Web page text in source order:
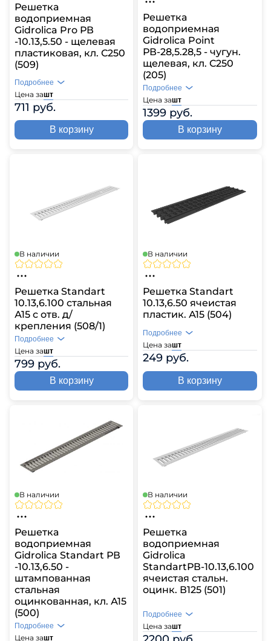
Решетка
водоприемная
Gidrolica Pro РВ
-10.13,5.50 - щелевая
пластиковая, кл. С250
(509)
Цена зашт
711 руб.
Подробнее
В корзину
Решетка
водоприемная
Gidrolica Point
РВ-28,5.28,5 - чугун.
щелевая, кл. С250
(205)
Цена зашт
1399 руб.
Подробнее
В корзину
В наличии
Решетка Standart
10.13,6.100 стальная
А15 с отв. д/
крепления (508/1)
Цена зашт
799 руб.
Подробнее
В корзину
В наличии
Решетка Standart
10.13,6.50 ячеистая
пластик. А15 (504)
Цена зашт
249 руб.
Подробнее
В корзину
В наличии
Решетка
водоприемная
Gidrolica Standart РВ
-10.13,6.50 -
штампованная
стальная
оцинкованная, кл. А15
(500)
Цена зашт
Подробнее
В наличии
Решетка
водоприемная
Gidrolica
StandartРВ-10.13,6.100
ячеистая стальн.
оцинк. В125 (501)
Цена зашт
Подробнее